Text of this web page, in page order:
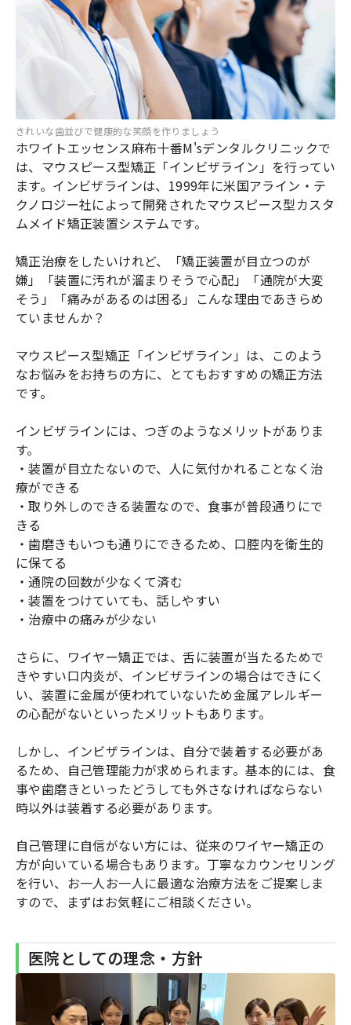
きれいな歯並びで健康的な笑顔を作りましょう
ホワイトエッセンス麻布十番M'sデンタルクリニックで
は、マウスピース型矯正「インビザライン」を行ってい
ます。インビザラインは、1999年に米国アライン・テ
クノロジー社によって開発されたマウスピース型カスタ
ムメイド矯正装置システムです。
矯正治療をしたいけれど、「矯正装置が目立つのが
嫌」「装置に汚れが溜まりそうで心配」「通院が大変
そう」「痛みがあるのは困る」こんな理由であきらめ
ていませんか？
マウスピース型矯正「インビザライン」は、このよう
なお悩みをお持ちの方に、とてもおすすめの矯正方法
です。
インビザラインには、つぎのようなメリットがありま
す。
・装置が目立たないので、人に気付かれることなく治
療ができる
・取り外しのできる装置なので、食事が普段通りにで
きる
・歯磨きもいつも通りにできるため、口腔内を衛生的
に保てる
・通院の回数が少なくて済む
・装置をつけていても、話しやすい
・治療中の痛みが少ない
さらに、ワイヤー矯正では、舌に装置が当たるためで
きやすい口内炎が、インビザラインの場合はできにく
い、装置に金属が使われていないため金属アレルギー
の心配がないといったメリットもあります。
しかし、インビザラインは、自分で装着する必要があ
るため、自己管理能力が求められます。基本的には、食
事や歯磨きといったどうしても外さなければならない
時以外は装着する必要があります。
自己管理に自信がない方には、従来のワイヤー矯正の
方が向いている場合もあります。丁寧なカウンセリング
を行い、お一人お一人に最適な治療方法をご提案しま
すので、まずはお気軽にご相談ください。
医院としての理念・方針